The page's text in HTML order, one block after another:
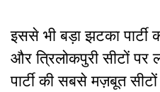
इससे भी बड़ा झटका पार्टी
और त्रिलोकपुरी सीटों
पार्टी की सबसे मज़बूत